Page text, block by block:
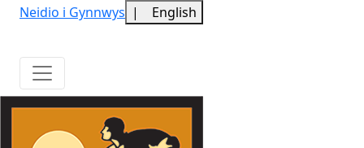
Neidio i Gynnwys | English